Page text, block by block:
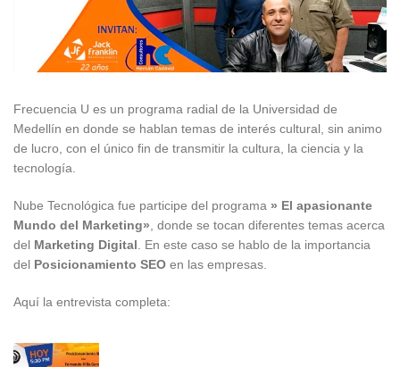
Frecuencia U es un programa radial de la Universidad de
Medellín en donde se hablan temas de interés cultural, sin animo
de lucro, con el único fin de transmitir la cultura, la ciencia y la
tecnología.
Nube Tecnológica fue participe del programa » El apasionante
Mundo del Marketing» , donde se tocan diferentes temas acerca
del Marketing Digital . En este caso se hablo de la importancia
del Posicionamiento SEO en las empresas.
Aquí la entrevista completa: